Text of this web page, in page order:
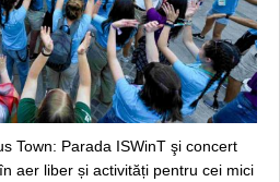
Town: Parada ISWinT şi concert
aer liber și activități pentru cei mici